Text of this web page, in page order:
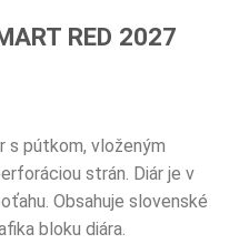
RED 2027
s pútkom, vloženým
strán. Diár je v
Obsahuje slovenské
bloku diára.